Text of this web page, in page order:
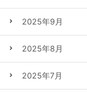
2025年9月
2025年8月
2025年7月